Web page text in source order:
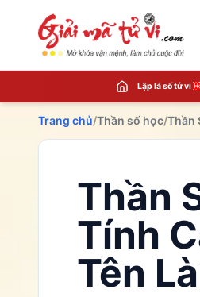
Lập lá số tử vi
Trang chủ/Thần số học/Thần
Thần
Tính
Tên